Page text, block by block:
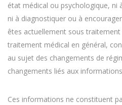
état médical ou psychologique, ni
ni à diagnostiquer ou à
êtes actuellement sous
traitement médical en général,
au sujet des changements de
changements liés aux
Ces informations ne constituent